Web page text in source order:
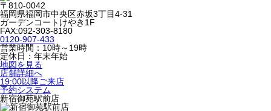
〒810-0042
福岡県福岡市中央区赤坂3丁目4-31
ガーデンコートけやき1F
FAX:092-303-8180
0120-907-433
営業時間：10時～19時
定休日：年末年始
地図を見る
店舗詳細へ
19:00以降ご来店
予約システム
新宿御苑駅前店